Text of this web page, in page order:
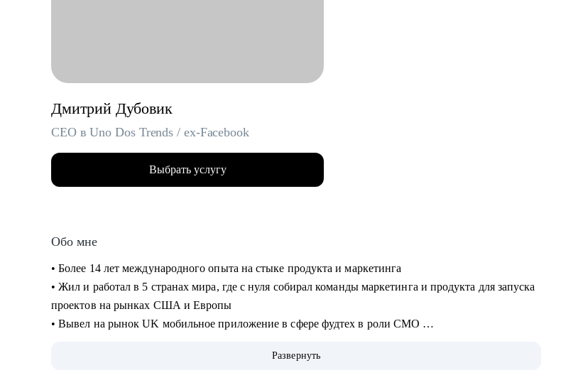
Дмитрий Дубовик
CEO в Uno Dos Trends / ex-Facebook
Выбрать услугу
Обо мне
• Более 14 лет международного опыта на стыке продукта и маркетинга
• Жил и работал в 5 странах мира, где с нуля собирал команды маркетинга и продукта для запуска
проектов на рынках США и Европы
• Вывел на рынок UK мобильное приложение в сфере фудтех в роли CMO
• Сейчас CEO и сооснователь платформы для запуска кампаний с блогерами Uno Dos Trends
Развернуть